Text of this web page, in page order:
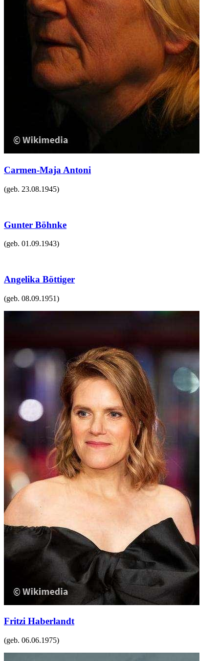
Carmen-Maja Antoni
(geb. 23.08.1945)
Gunter Böhnke
(geb. 01.09.1943)
Angelika Böttiger
(geb. 08.09.1951)
Fritzi Haberlandt
(geb. 06.06.1975)